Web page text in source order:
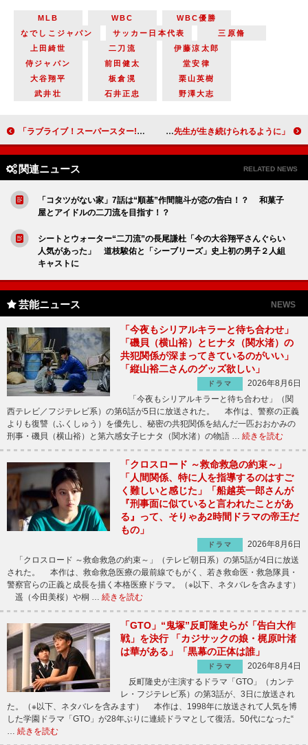
MLB WBC
WBC優勝
なでしこジャパン
サッカー日本代表
三原脩
上田綺世
二刀流
伊藤涼太郎
侍ジャパン
前田健太
堂安律
大谷翔平
板倉滉
栗山英樹
武井壮
石井正忠 野澤大志
「ラブライブ！スーパースター!!」と水族館がコラボ サンシャイン水族館特設会場にて来年1月15日から開催 市川團十郎、篠山紀信氏の訃報にコメント 「私の中で先生が生き続けられるように」
関連ニュース RELATED NEWS
「コタツがない家」7話は“順基”作間龍斗が恋の告白！？ 和菓子
屋とアイドルの二刀流を目指す！？
シートとウォーター“二刀流”の長尾謙杜「今の大谷翔平さんぐらい
人気があった」 道枝駿佑と「シーブリーズ」史上初の男子２人組
キャストに
芸能ニュース NEWS
「今夜もシリアルキラーと待ち合わせ」
「磯貝（横山裕）とヒナタ（関水渚）の
共犯関係が深まってきているのがいい」
「縦山裕二さんのグッズ欲しい」
ドラマ
2026年8月6日
「今夜もシリアルキラーと待ち合わせ」（関
西テレビ／フジテレビ系）の第6話が5日に放送された。 本作は、警察の正義
よりも復讐（ふくしゅう）を優先し、秘密の共犯関係を結んだ一匹おおかみの
刑事・磯貝（横山裕）と第六感女子ヒナタ（関水渚）の物語 … 続きを読む
「クロスロード ～救命救急の約束～」
「人間関係、特に人を指導するのはすご
く難しいと感じた」「船越英一郎さんが
『刑事面に似ていると言われたことがあ
る』って、そりゃあ2時間ドラマの帝王だ
もの」
ドラマ
2026年8月6日
「クロスロード ～救命救急の約束～」（テレビ朝日系）の第5話が4日に放送
された。 本作は、救命救急医療の最前線でもがく、若き救命医・救急隊員・
警察官らの正義と成長を描く本格医療ドラマ。（※以下、ネタバレを含みます）
遥（今田美桜）や桐 … 続きを読む
「GTO」“鬼塚”反町隆史らが「告白大作
戦」を決行 「カジサックの娘・梶原叶渚
は華がある」「黒幕の正体は誰」
ドラマ
2026年8月4日
反町隆史が主演するドラマ「GTO」（カンテ
レ・フジテレビ系）の第3話が、3日に放送され
た。（※以下、ネタバレを含みます） 本作は、1998年に放送されて人気を博
した学園ドラマ「GTO」が28年ぶりに連続ドラマとして復活。50代になった“
… 続きを読む